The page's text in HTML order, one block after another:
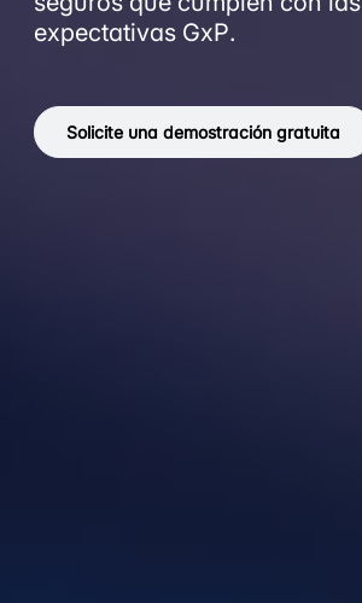
expectativas GxP.
Solicite una demostración gratuita